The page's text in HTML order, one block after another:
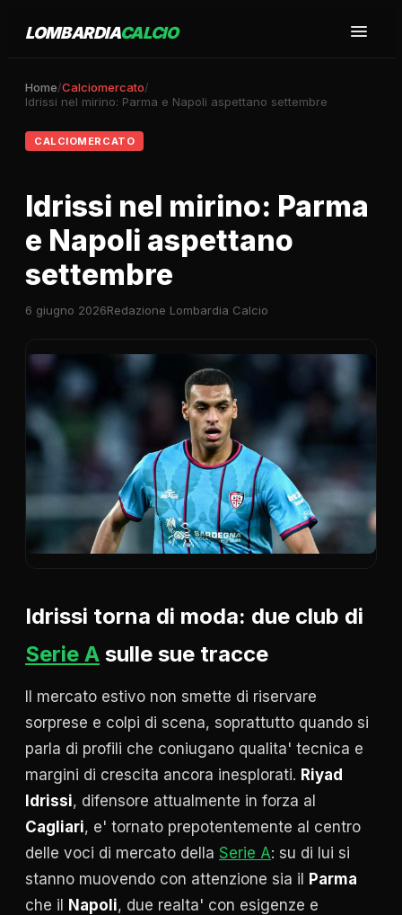
LOMBARDIACALCIO
Home/Calciomercato/
Idrissi nel mirino: Parma e Napoli aspettano settembre
CALCIOMERCATO
Idrissi nel mirino: Parma
e Napoli aspettano
settembre
6 giugno 2026Redazione Lombardia Calcio
Idrissi torna di moda: due club di
Serie A sulle sue tracce
Il mercato estivo non smette di riservare
sorprese e colpi di scena, soprattutto quando si
parla di profili che coniugano qualita' tecnica e
margini di crescita ancora inesplorati. Riyad
Idrissi, difensore attualmente in forza al
Cagliari, e' tornato prepotentemente al centro
delle voci di mercato della Serie A: su di lui si
stanno muovendo con attenzione sia il Parma
che il Napoli, due realta' con esigenze e